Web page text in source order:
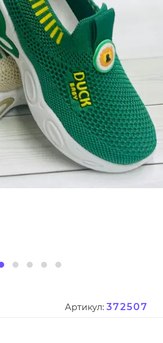
Артикул: 372507